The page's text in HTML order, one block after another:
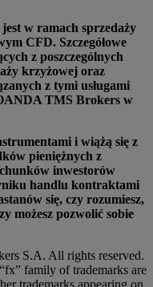
w ramach sprzedaży
CFD. Szczegółowe
z poszczególnych
krzyżowej oraz
z tymi usługami
TMS Brokers w
i wiążą się z
pieniężnych z
inwestorów
handlu kontraktami
się, czy rozumiesz,
możesz pozwolić sobie
S.A. All rights reserved.
family of trademarks are